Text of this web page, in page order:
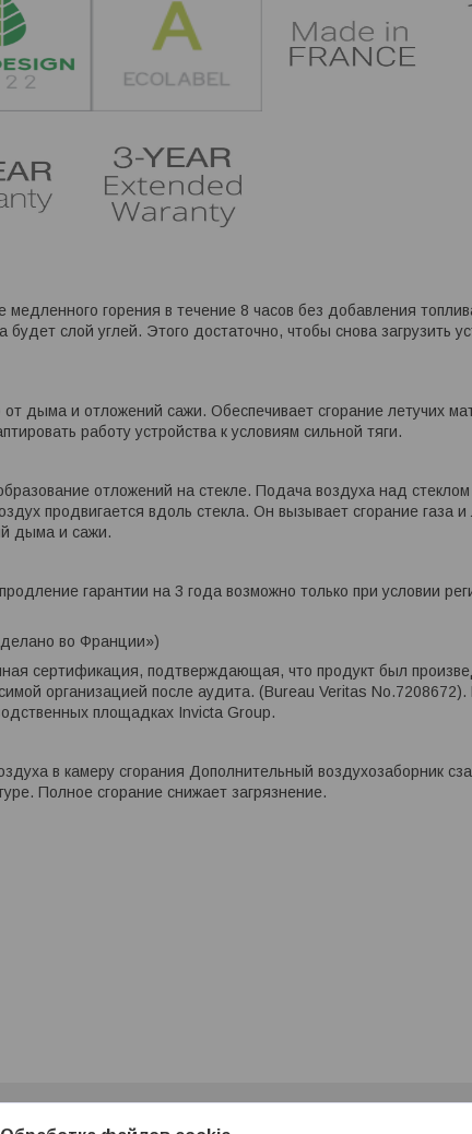
горения в течение 8 часов без добавления
слой углей. Этого достаточно, чтобы снова загрузить
дыма и отложений сажи. Обеспечивает сгорание летучих
работу устройства к условиям сильной тяги.
отложений на стекле. Подача воздуха над
продвигается вдоль стекла. Он вызывает сгорание газа
дыма и сажи.
гарантии на 3 года возможно только при условии
во Франции»)
сертификация, подтверждающая, что продукт был
организацией после аудита. (Bureau Veritas
площадках Invicta Group.
в камеру сгорания Дополнительный воздухозаборник
Полное сгорание снижает загрязнение.